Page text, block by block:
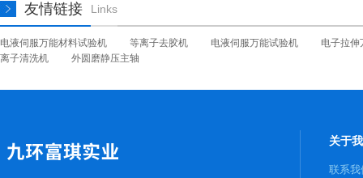
友情链接 Links
电液伺服万能材料试验机 等离子去胶机 电液伺服万能试验机
电子拉伸
离子清洗机
外圆磨静压主轴
关于
联系我